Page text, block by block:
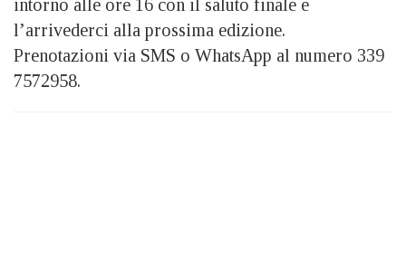
intorno alle ore 16 con il saluto finale e
l’arrivederci alla prossima edizione.
Prenotazioni via SMS o WhatsApp al numero 339
7572958.